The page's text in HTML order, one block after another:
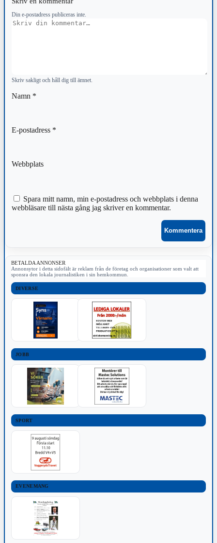
Din e-postadress publiceras inte.
Kommentar
Skriv sakligt och håll dig till ämnet.
Namn *
E-postadress *
Webbplats
Spara mitt namn, min e-postadress och webbplats i denna
webbläsare till nästa gång jag skriver en kommentar.
BETALDA ANNONSER
Annonsytor i detta sidofält är reklam från de företag och organisationer som valt att
sponsra den lokala journalistiken i sin hemkommun.
DIVERSE
JOBB
SPORT
EVENEMANG